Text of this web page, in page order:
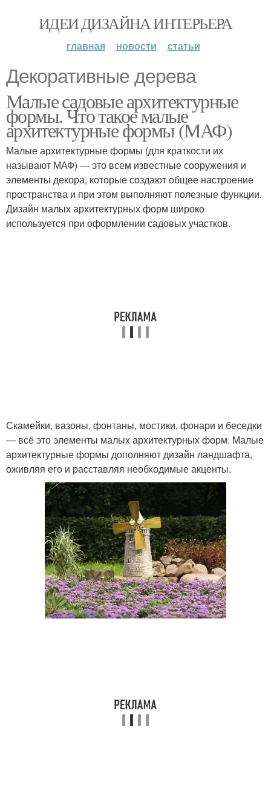
ИДЕИ ДИЗАЙНА ИНТЕРЬЕРА
главная новости статьи
Декоративные дерева
Малые садовые архитектурные
формы. Что такое малые
архитектурные формы (МАФ)
Малые архитектурные формы (для краткости их
называют МАФ) — это всем известные сооружения и
элементы декора, которые создают общее настроение
пространства и при этом выполняют полезные функции.
Дизайн малых архитектурных форм широко
используется при оформлении садовых участков.
Скамейки, вазоны, фонтаны, мостики, фонари и беседки
— всё это элементы малых архитектурных форм. Малые
архитектурные формы дополняют дизайн ландшафта,
оживляя его и расставляя необходимые акценты.